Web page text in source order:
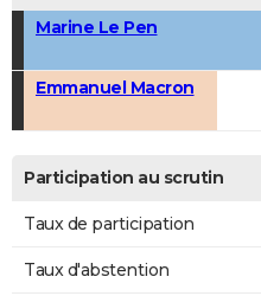
Marine Le Pen
Emmanuel Macron
Participation au scrutin
Taux de participation
Taux d'abstention